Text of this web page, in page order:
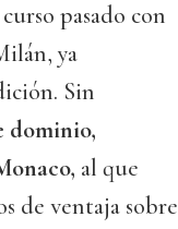
pasado con
ya
Sin
dominio,
al que
de ventaja sobre